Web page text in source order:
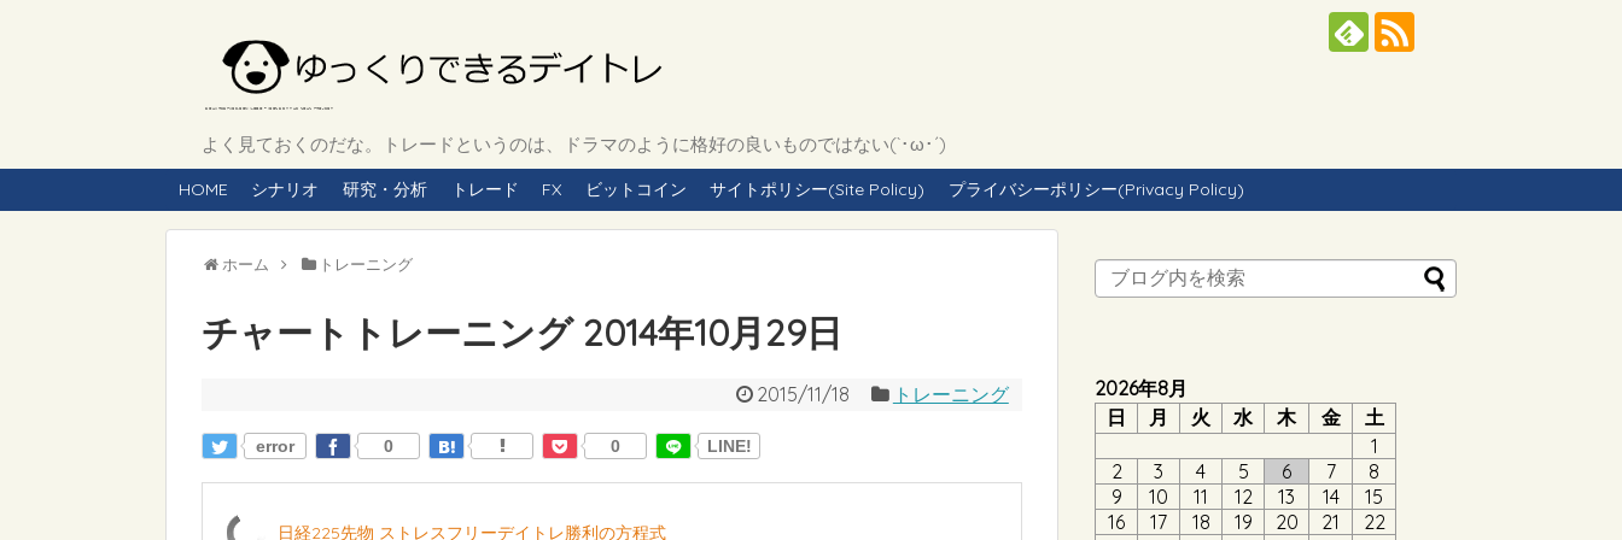
よく見ておくのだな。トレードというのは、ドラマのように格好の良いものではない(`･ω･´)
HOME シナリオ 研究・分析 トレード FX ビットコイン サイトポリシー(Site Policy) プライバシーポリシー(Privacy Policy)
ホーム トレーニング
チャートトレーニング 2014年10月29日
2015/11/18 トレーニング
error 0 0 LINE!
日経225先物 ストレスフリーデイトレ勝利の方程式
2026年8月
日
月 火 水 木 金
土
1
2
3 4 5 6 7
8
9
10 11 12 13 14
15
16
17 18 19 20 21
22